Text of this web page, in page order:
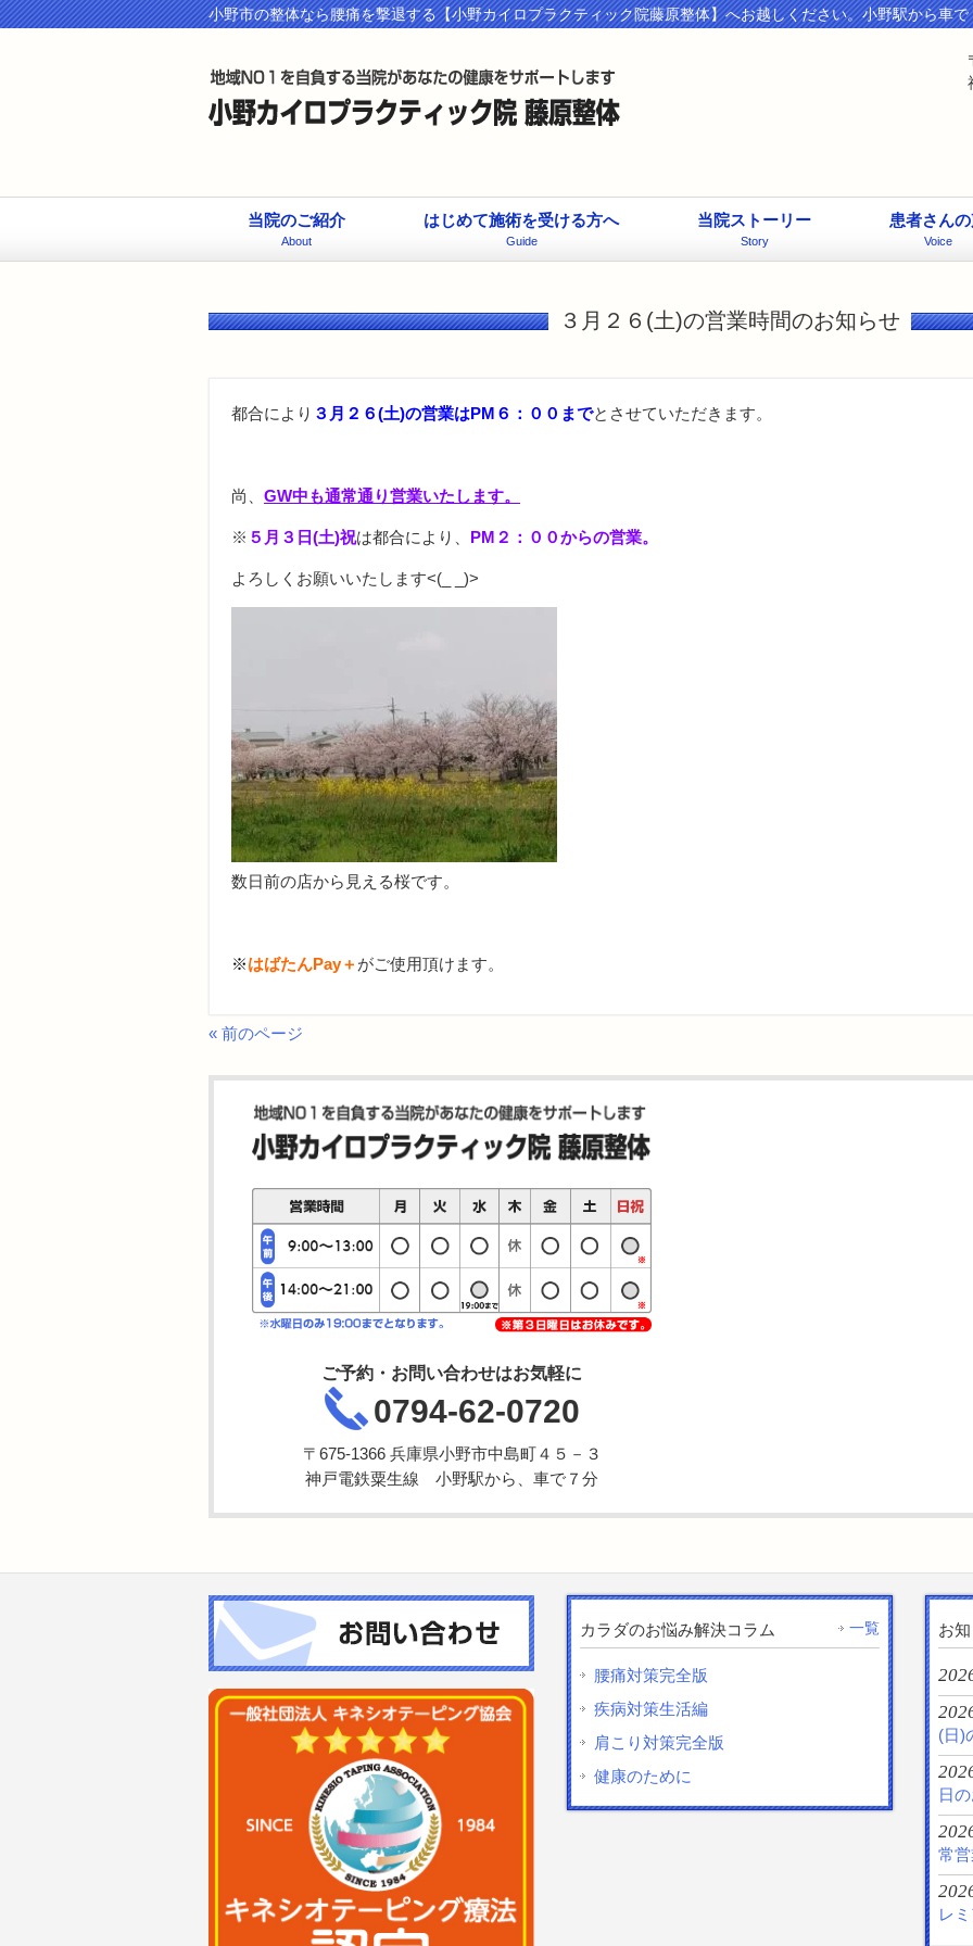
小野市の整体なら腰痛を撃退する【小野カイロプラクティック院藤原整体】へお越しください。小野駅から車で
当院のご紹介
About
はじめて施術を受ける方へ
Guide
当院ストーリー
Story
患者さん
Voice
３月２６(土)の営業時間のお知らせ
都合により ３月２６(土)の営業はPM６：００までとさせていただきます。
尚、 GW中も通常通り営業いたします。
※ ５月３日(土)祝は都合により、 PM２：００からの営業。
よろしくお願いいたします<(_ _)>
数日前の店から見える桜です。
※はばたんPay＋ がご使用頂けます。
« 前のページ
ご予約・お問い合わせはお気軽に
0794-62-0720
〒675-1366 兵庫県小野市中島町４５－３
神戸電鉄粟生線 小野駅から、車で７分
カラダのお悩み解決コラム 一覧
腰痛対策完全版
疾病対策生活編
肩こり対策完全版
健康のために
お
(日)
日
常営
レ